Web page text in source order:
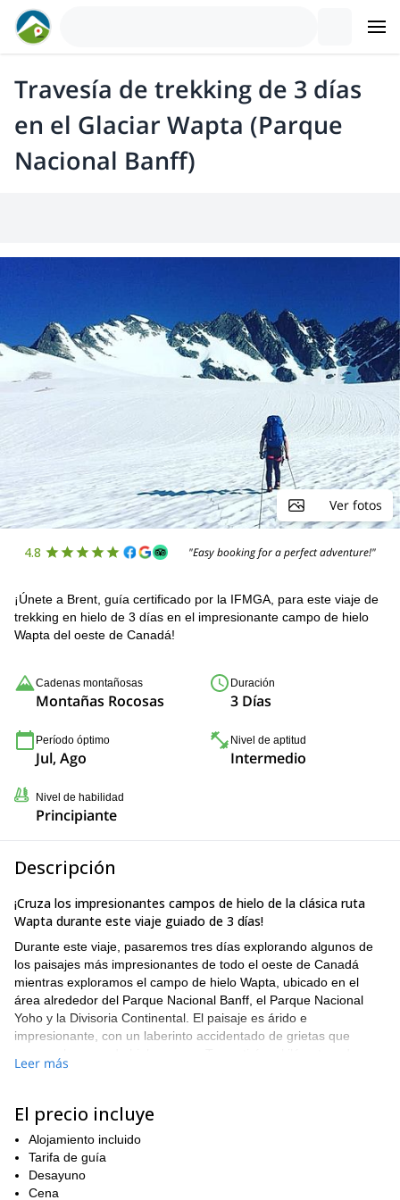
Travesía de trekking de 3 días
en el Glaciar Wapta (Parque
Nacional Banff)
Ver fotos
4.8 "Easy booking for a perfect adventure!"
¡Únete a Brent, guía certificado por la IFMGA, para este viaje de
trekking en hielo de 3 días en el impresionante campo de hielo
Wapta del oeste de Canadá!
Cadenas montañosas
Montañas Rocosas
Duración
3 Días
Período óptimo
Jul, Ago
Nivel de aptitud
Intermedio
Nivel de habilidad
Principiante
Descripción
¡Cruza los impresionantes campos de hielo de la clásica ruta
Wapta durante este viaje guiado de 3 días!
Durante este viaje, pasaremos tres días explorando algunos de
los paisajes más impresionantes de todo el oeste de Canadá
mientras exploramos el campo de hielo Wapta, ubicado en el
área alrededor del Parque Nacional Banff, el Parque Nacional
Yoho y la Divisoria Continental. El paisaje es árido e
impresionante, con un laberinto accidentado de grietas que
distancia del bullicio y ajetreo de la ciudad, y con suerte,
de los paisajes alpinos remotos.
Nuestro viaje comenzará con la caminata hasta la Cabaña Bow,
administrada por el Club Alpino de Canadá. Allí, tendremos una
reunión introductoria que te dará la oportunidad de familiarizarte
con el equipo que utilizaremos. También disfrutaremos de una
Leer más
El precio incluye
Alojamiento incluido
Tarifa de guía
Desayuno
Cena